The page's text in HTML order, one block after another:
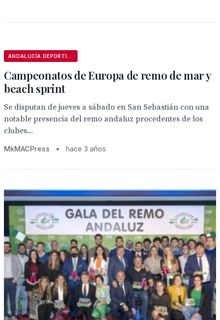
Campeonatos de Europa de remo de mar y
beach sprint
Se disputan de jueves a sábado en San Sebastián con una
notable presencia del remo andaluz procedentes de los
clubes...
MkMACPress • hace 3 años